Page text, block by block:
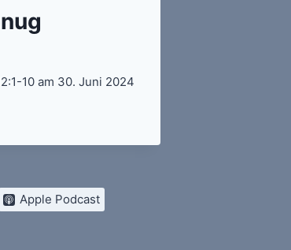
10 am 30. Juni 2024
Apple Podcast